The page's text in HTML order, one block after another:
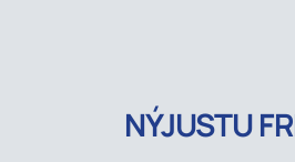
NÝJUSTU